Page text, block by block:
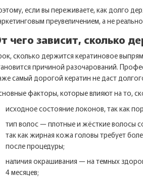
если вы переживаете, как долго
преувеличением, а не
чего зависит, сколько
сколько держится кератиновое
причиной разочарований.
самый дорогой кератин не даст
факторы, которые влияют на то,
исходное состояние локонов, так как
тип волос — плотные и жёсткие волосы
так как жирная кожа головы требует
после процедуры;
наличия окрашивания — на темных
4 месяцев;